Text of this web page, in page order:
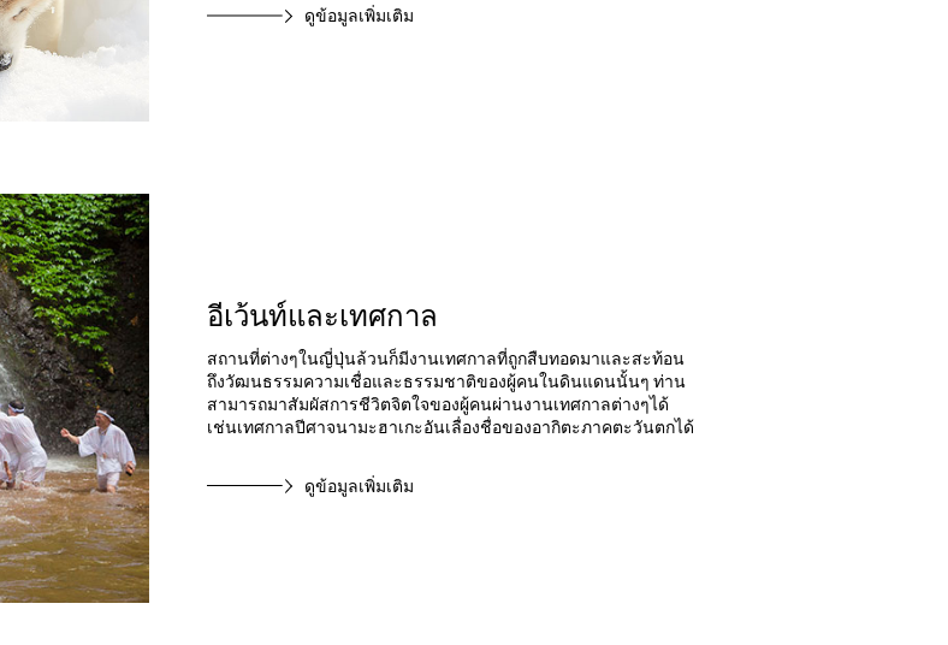
ดูข้อมูลเพิ่มเติม
อีเว้นท์และเทศกาล
สถานที่ต่างๆในญี่ปุ่นล้วนก็มีงานเทศกาลที่ถูกสืบทอดมาและสะท้อน
ถึงวัฒนธรรมความเชื่อและธรรมชาติของผู้คนในดินแดนนั้นๆ ท่าน
สามารถมาสัมผัสการชีวิตจิตใจของผู้คนผ่านงานเทศกาลต่างๆได้
เช่นเทศกาลปีศาจนามะฮาเกะอันเลื่องชื่อของอากิตะภาคตะวันตกได้
ดูข้อมูลเพิ่มเติม